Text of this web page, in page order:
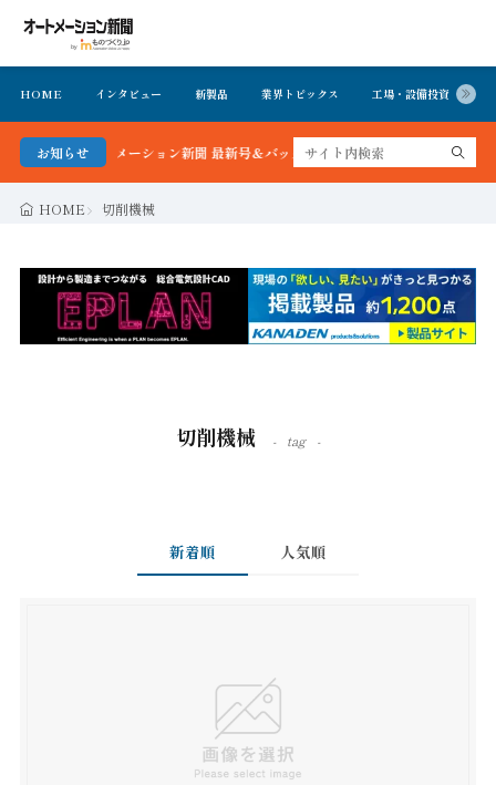
HOME インタビュー 新製品 業界トピックス 工場・設備投資
お知らせ
る！オートメーション新聞 最新号＆バックナンバーを無料で公開中 詳細はこち
HOME 切削機械
切削機械 tag
新着順 人気順